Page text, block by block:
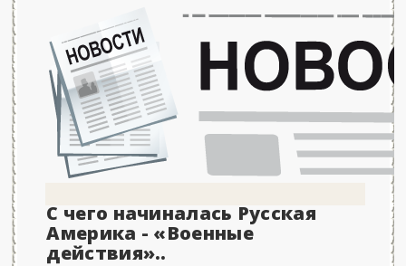
С чего начиналась Русская
Америка - «Военные
действия»..